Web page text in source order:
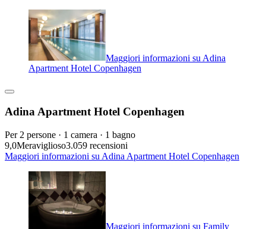
Maggiori informazioni su Adina
Apartment Hotel Copenhagen
Adina Apartment Hotel Copenhagen
Per 2 persone · 1 camera · 1 bagno
9,0Meraviglioso3.059 recensioni
Maggiori informazioni su Adina Apartment Hotel Copenhagen
Maggiori informazioni su Family